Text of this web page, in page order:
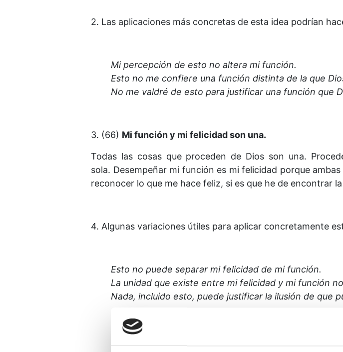
2. Las aplicaciones más concretas de esta idea podrían
Mi percepción de esto no altera mi función.
Esto no me confiere una función distinta de la que
No me valdré de esto para justificar una función que
3. (66) Mi función y mi felicidad son una.
Todas las cosas que proceden de Dios son una.
sola. Desempeñar mi función es mi felicidad porque
reconocer lo que me hace feliz, si es que he de encontrar
4. Algunas variaciones útiles para aplicar concretamente
Esto no puede separar mi felicidad de mi función.
La unidad que existe entre mi felicidad y mi función
Nada, incluido esto, puede justificar la ilusión de que